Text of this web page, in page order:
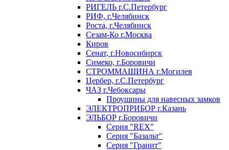
РИГЕЛЬ г.С.Петербург
РИФ, г.Челябинск
Роста, г.Челябинск
Сезам-Ко г.Москва
Киров
Сенат, г.Новосибирск
Симеко, г.Боровичи
СТРОММАШИНА г.Могилев
Цербер, г.С.Петербург
ЧАЗ г.Чебоксары
Проушины для навесных замков
ЭЛЕКТРОПРИБОР г.Казань
ЭЛЬБОР г.Боровичи
Серия "REX"
Серия "Базальт"
Серия "Гранит"